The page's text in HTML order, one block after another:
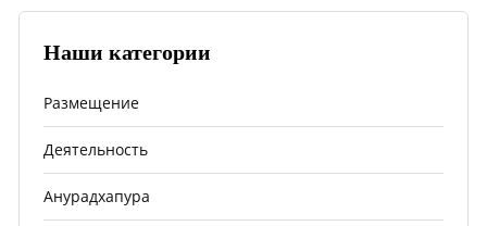
Наши категории
Размещение
Деятельность
Анурадхапура